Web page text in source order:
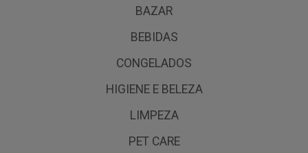
BAZAR
BEBIDAS
CONGELADOS
HIGIENE E BELEZA
LIMPEZA
PET CARE